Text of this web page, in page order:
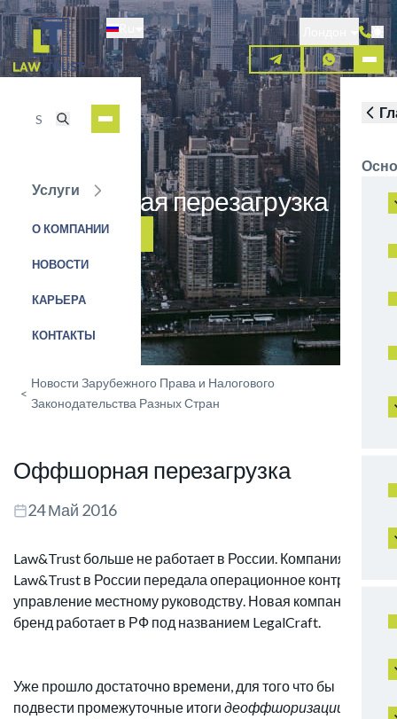
Перейти
к
основному
содержанию
Услуги
О КОМПАНИИ
НОВОСТИ
КАРЬЕРА
КОНТАКТЫ
Оффшорная перезагрузка
ЗАЯВКА НА УСЛУГУ
<
Новости Зарубежного Права и Налогового
Законодательства Разных Стран
Оффшорная перезагрузка
24 Май 2016
Law&Trust больше не работает в России. Компания
Law&Trust в России передала операционное контроль и
управление местному руководству. Новая компания и
бренд работает в РФ под названием LegalCraft.
Уже прошло достаточно времени, для того что бы
подвести промежуточные итоги деоффшоризации